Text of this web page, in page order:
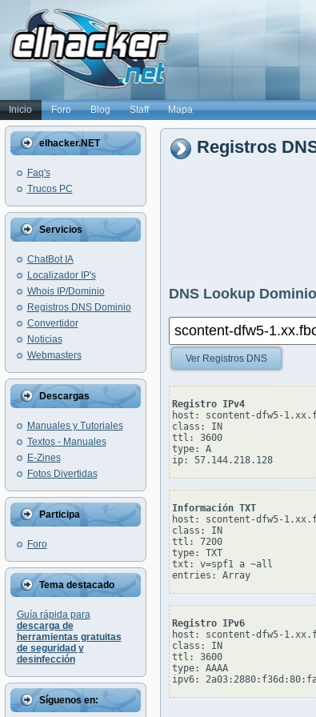
Inicio Foro Blog Staff Mapa
elhacker.NET
Faq's
Trucos PC
Servicios
ChatBot IA
Localizador IP's
Whois IP/Dominio
Registros DNS Dominio
Convertidor
Noticias
Webmasters
Descargas
Manuales y Tutoriales
Textos - Manuales
E-Zines
Fotos Divertidas
Participa
Foro
Tema destacado
Guía rápida para
descarga de
herramientas gratuitas
de seguridad y
desinfección
Síguenos en:
Registros
DNS Lookup Dominio
Ver Registros DNS
Registro IPv4
host: scontent-dfw5-
class: IN
ttl: 3600
type: A
ip: 57.144.218.128
Información TXT
host: scontent-dfw5-
class: IN
ttl: 7200
type: TXT
txt: v=spf1 a ~all
entries: Array
Registro IPv6
host: scontent-dfw5-
class: IN
ttl: 3600
type: AAAA